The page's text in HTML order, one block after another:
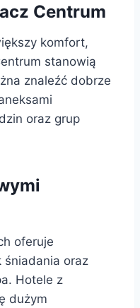
Centrum
komfort,
stanowią
znaleźć dobrze
oraz grup
oferuje
śniadania oraz
Hotele z
dużym